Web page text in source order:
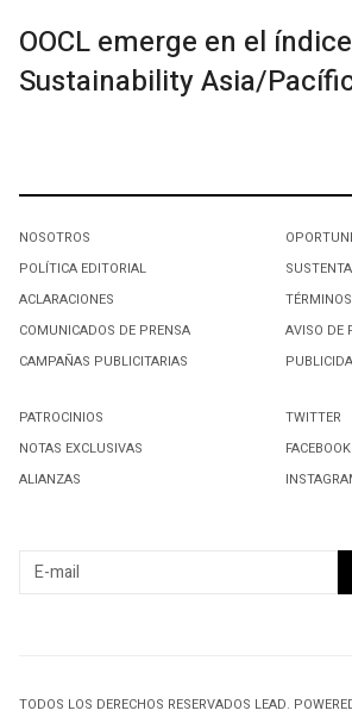
OOCL emerge en el
Sustainability Asia/
NOSOTROS
POLÍTICA EDITORIAL
ACLARACIONES
COMUNICADOS DE PRENSA
CAMPAÑAS PUBLICITARIAS
AVISO DE
PATROCINIOS
NOTAS EXCLUSIVAS
ALIANZAS
TWITTER
FACEBOOK
TODOS LOS DERECHOS RESERVADOS LEAD.